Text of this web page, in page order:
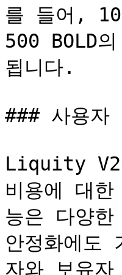
를 들어,
500 BOLD
됩니다.
### 사용자
Liquity V2
비용에 대
능은 다양
안정화에도
자와 보유